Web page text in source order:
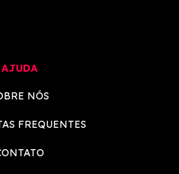
AJUDA
NÓS
FREQUENTES